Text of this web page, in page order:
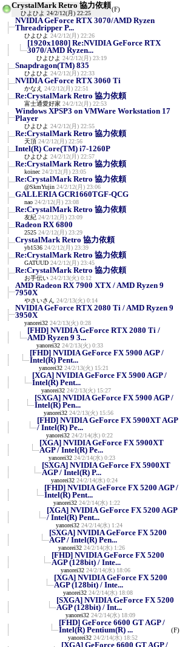
CrystalMark Retro 協力依頼
ひよひよ 24/2/12(月) 22:25
(F)
NVIDIA GeForce RTX 3070/AMD Ryzen
Threadripper P...
ひよひよ 24/2/12(月) 22:26
[1920x1080] Re:NVIDIA GeForce RTX
3070/AMD Ryzen...
ひよひよ 24/2/12(月) 23:19
Snapdragon(TM) 835
ひよひよ 24/2/12(月) 22:33
NVIDIA GeForce RTX 3060 Ti
かなえ 24/2/12(月) 22:51
Re:CrystalMark Retro 協力依頼
富士通愛好家 24/2/12(月) 22:53
Windows XPSP3 on VMWare Workstation 17
Player
ひよひよ 24/2/12(月) 22:55
Re:CrystalMark Retro 協力依頼
天頂 24/2/12(月) 22:56
Intel(R) Core(TM) i7-1260P
ひよひよ 24/2/12(月) 22:57
Re:CrystalMark Retro 協力依頼
koinec 24/2/12(月) 23:05
Re:CrystalMark Retro 協力依頼
@SkmYujin 24/2/12(月) 23:06
GALLERIA GCR1660TGF-QCG
nao 24/2/12(月) 23:08
Re:CrystalMark Retro 協力依頼
友紀 24/2/12(月) 23:09
Radeon RX 6800
2525 24/2/12(月) 23:29
CrystalMark Retro 協力依頼
yb1536 24/2/12(月) 23:39
Re:CrystalMark Retro 協力依頼
GATUUD 24/2/12(月) 23:45
Re:CrystalMark Retro 協力依頼
お手伝い 24/2/13(火) 0:12
AMD Radeon RX 7900 XTX / AMD Ryzen 9
7950X
やさいさん 24/2/13(火) 0:14
NVIDIA GeForce RTX 2080 Ti / AMD Ryzen 9
3950X
yanorei32 24/2/13(火) 0:28
[FHD] NVIDIA GeForce RTX 2080 Ti /
AMD Ryzen 9 3...
yanorei32 24/2/13(火) 0:33
[FHD] NVIDIA GeForce FX 5900 AGP /
Intel(R) Pent...
yanorei32 24/2/13(火) 15:21
[XGA] NVIDIA GeForce FX 5900 AGP /
Intel(R) Pent...
yanorei32 24/2/13(火) 15:27
[SXGA] NVIDIA GeForce FX 5900 AGP /
Intel(R) Pen...
yanorei32 24/2/13(火) 15:56
[FHD] NVIDIA GeForce FX 5900XT AGP
/ Intel(R) Pe...
yanorei32 24/2/14(水) 0:22
[XGA] NVIDIA GeForce FX 5900XT
AGP / Intel(R) Pe...
yanorei32 24/2/14(水) 0:23
[SXGA] NVIDIA GeForce FX 5900XT
AGP / Intel(R) P...
yanorei32 24/2/14(水) 0:24
[FHD] NVIDIA GeForce FX 5200 AGP /
Intel(R) Pent...
yanorei32 24/2/14(水) 1:22
[XGA] NVIDIA GeForce FX 5200 AGP
/ Intel(R) Pent...
yanorei32 24/2/14(水) 1:24
[SXGA] NVIDIA GeForce FX 5200
AGP / Intel(R) Pen...
yanorei32 24/2/14(水) 1:26
[FHD] NVIDIA GeForce FX 5200
AGP (128bit) / Inte...
yanorei32 24/2/14(水) 18:06
[XGA] NVIDIA GeForce FX 5200
AGP (128bit) / Inte...
yanorei32 24/2/14(水) 18:08
[SXGA] NVIDIA GeForce FX 5200
AGP (128bit) / Int...
yanorei32 24/2/14(水) 18:09
[FHD] GeForce 6600 GT AGP /
Intel(R) Pentium(R) ...
yanorei32 24/2/14(水) 18:52
(F)
[XGA] GeForce 6600 GT AGP /